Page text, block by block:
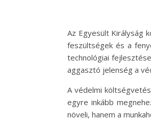
Az Egyesült Királyság
feszültségek és a
technológiai
aggasztó jelenség a
A védelmi
egyre inkább
növeli, hanem a